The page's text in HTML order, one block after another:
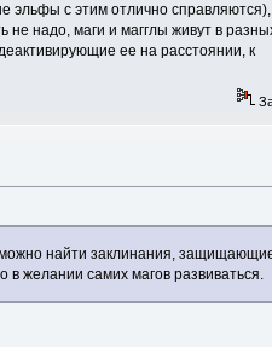
эльфы с этим отлично справляются),
надо, маги и магглы живут в
ее на расстоянии, к
можно найти заклинания,
желании самих магов развиваться.